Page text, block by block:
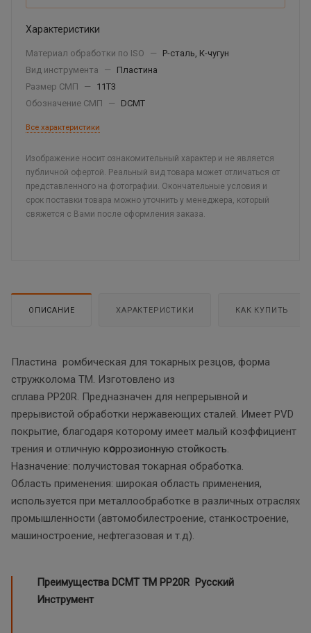
Характеристики
Материал обработки по ISO —
P-сталь, К-чугун
Вид инструмента
—
Пластина
Размер СМП
—
11T3
Обозначение СМП
— DCMT
Все характеристики
Изображение носит ознакомительный характер и не является
публичной офертой. Реальный вид товара может отличаться от
представленного на фотографии. Окончательные условия и
срок поставки товара можно уточнить у менеджера, который
свяжется с Вами после оформления заказа.
ОПИСАНИЕ ХАРАКТЕРИСТИКИ КАК КУПИТЬ
Пластина ромбическая для токарных резцов, форма
стружколома TM. Изготовлено из
сплава PP20R. Предназначен для непрерывной и
прерывистой обработки нержавеющих сталей. Имеет PVD
покрытие, благодаря которому имеет малый коэффициент
трения и отличную коррозионную стойкость
Назначение: получистовая токарная обработка.
Область применения: широкая область применения,
используется при металлообработке в различных отраслях
промышленности (автомобилестроение, станкостроение,
машиностроение, нефтегазовая и т.д).
Преимущества DCMT TM PP20R Русский
Инструмент